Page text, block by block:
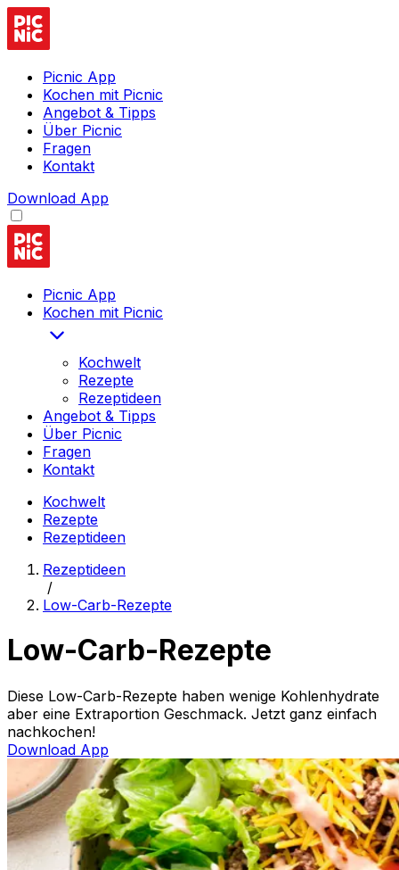
Picnic App
Kochen mit Picnic
Angebot & Tipps
Über Picnic
Fragen
Kontakt
Download App
Picnic App
Kochen mit Picnic
Kochwelt
Rezepte
Rezeptideen
Angebot & Tipps
Über Picnic
Fragen
Kontakt
Kochwelt
Rezepte
Rezeptideen
Rezeptideen
/
Low-Carb-Rezepte
Low-Carb-Rezepte
Diese Low-Carb-Rezepte haben wenige Kohlenhydrate
aber eine Extraportion Geschmack. Jetzt ganz einfach
nachkochen!
Download App